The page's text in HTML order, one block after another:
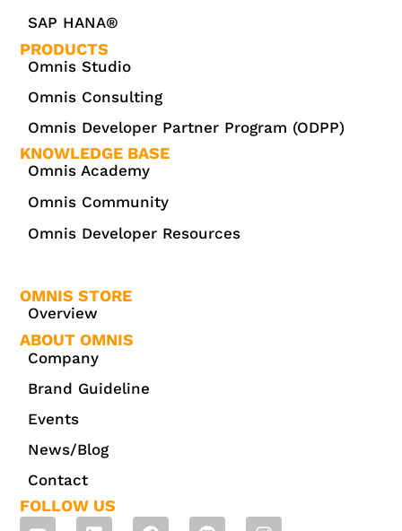
SAP HANA®
PRODUCTS
Omnis Studio
Omnis Consulting
Omnis Developer Partner Program (ODPP)
KNOWLEDGE BASE
Omnis Academy
Omnis Community
Omnis Developer Resources
OMNIS STORE
Overview
ABOUT OMNIS
Company
Brand Guideline
Events
News/Blog
Contact
FOLLOW US